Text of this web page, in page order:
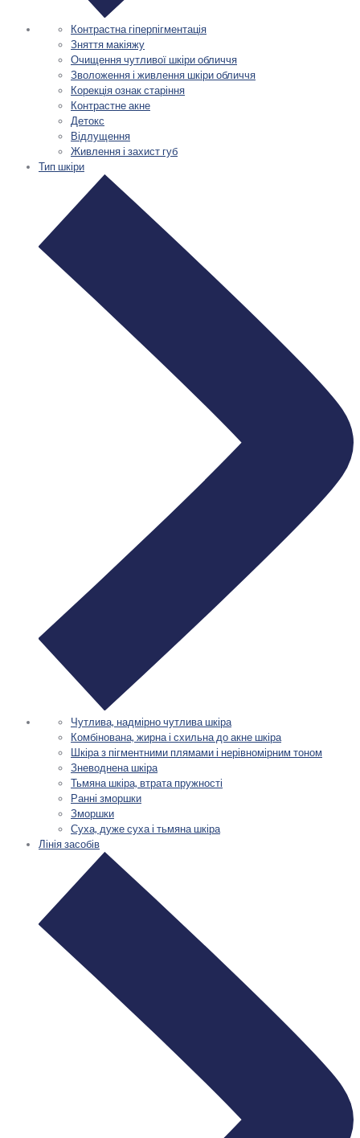
Контрастна гіперпігментація
Зняття макіяжу
Очищення чутливої шкіри обличчя
Зволоження і живлення шкіри обличчя
Корекція ознак старіння
Контрастне акне
Детокс
Відлущення
Живлення і захист губ
Тип шкіри
Чутлива, надмірно чутлива шкіра
Комбінована, жирна і схильна до акне шкіра
Шкіра з пігментними плямами і нерівномірним тоном
Зневоднена шкіра
Тьмяна шкіра, втрата пружності
Ранні зморшки
Зморшки
Суха, дуже суха і тьмяна шкіра
Лінія засобів